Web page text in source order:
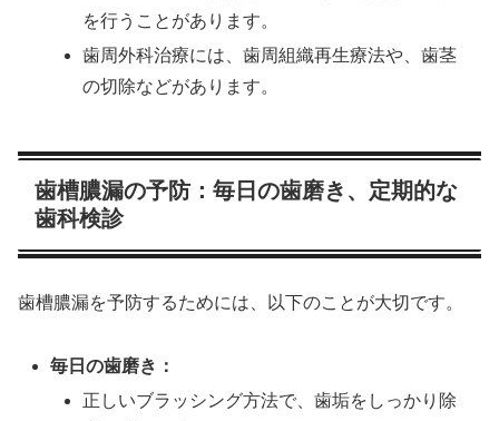
を行うことがあります。
歯周外科治療には、歯周組織再生療法や、歯茎
の切除などがあります。
歯槽膿漏の予防：毎日の歯磨き、定期的な
歯科検診
歯槽膿漏を予防するためには、以下のことが大切です。
毎日の歯磨き：
正しいブラッシング方法で、歯垢をしっかり除